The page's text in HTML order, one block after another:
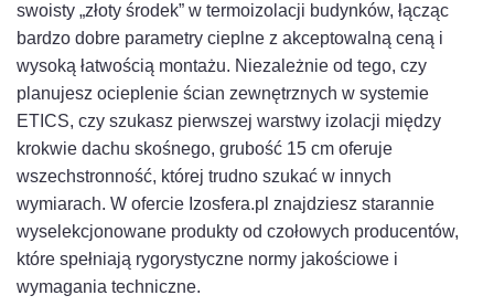
swoisty „złoty środek” w termoizolacji budynków, łącząc
bardzo dobre parametry cieplne z akceptowalną ceną i
wysoką łatwością montażu. Niezależnie od tego, czy
planujesz ocieplenie ścian zewnętrznych w systemie
ETICS, czy szukasz pierwszej warstwy izolacji między
krokwie dachu skośnego, grubość 15 cm oferuje
wszechstronność, której trudno szukać w innych
wymiarach. W ofercie Izosfera.pl znajdziesz starannie
wyselekcjonowane produkty od czołowych producentów,
które spełniają rygorystyczne normy jakościowe i
wymagania techniczne.